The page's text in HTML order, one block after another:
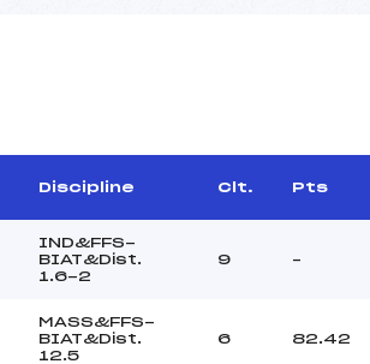
Discipline Clt. Pts
IND&FFS-
BIAT&Dist.
1.6-2
9 –
MASS&FFS-
BIAT&Dist.
12.5
6 82.42